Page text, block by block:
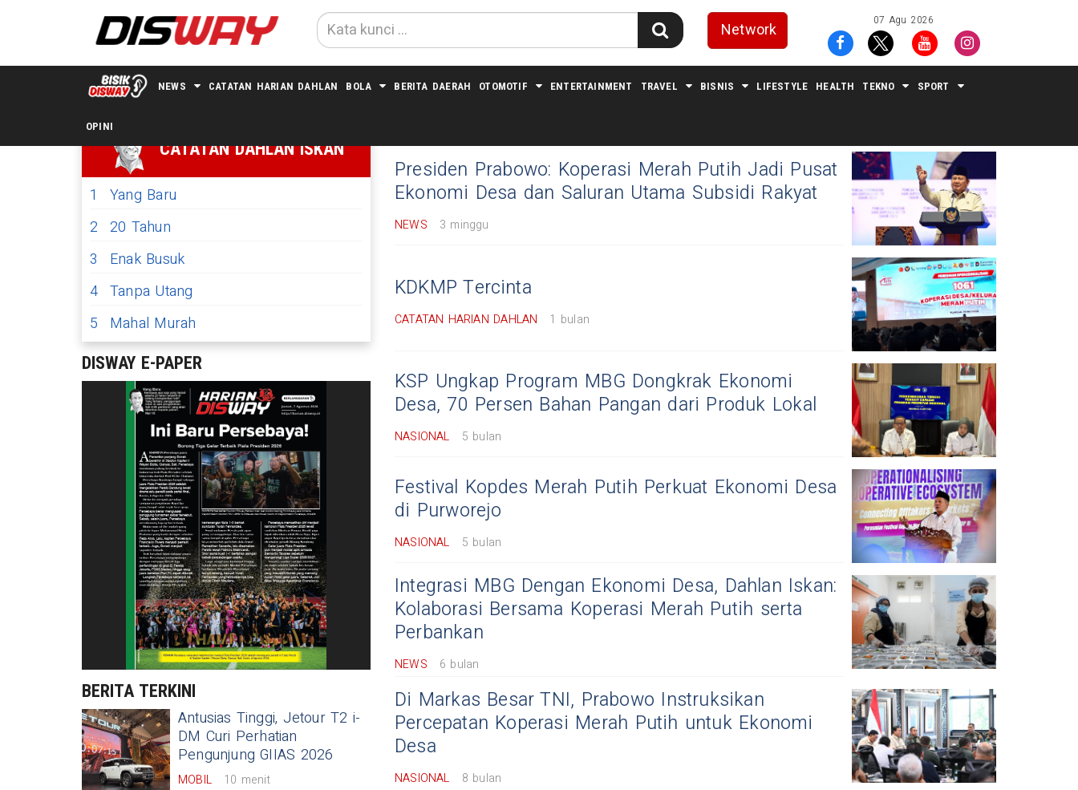
Network 07 Agu 2026
NEWS CATATAN HARIAN DAHLAN BOLA BERITA DAERAH OTOMOTIF ENTERTAINMENT TRAVEL BISNIS LIFESTYLE HEALTH TEKNO SPORT
OPINI
CATATAN DAHLAN ISKAN
1
Yang Baru
2 20 Tahun
3
Enak Busuk
4 Tanpa Utang
5
Mahal Murah
DISWAY E-PAPER
BERITA TERKINI
Antusias Tinggi, Jetour T2 i-
DM Curi Perhatian
Pengunjung GIIAS 2026
MOBIL 10 menit
Presiden Prabowo: Koperasi Merah Putih Jadi Pusat
Ekonomi Desa dan Saluran Utama Subsidi Rakyat
NEWS 3 minggu
KDKMP Tercinta
CATATAN HARIAN DAHLAN 1 bulan
KSP Ungkap Program MBG Dongkrak Ekonomi
Desa, 70 Persen Bahan Pangan dari Produk Lokal
NASIONAL 5 bulan
Festival Kopdes Merah Putih Perkuat Ekonomi Desa
di Purworejo
NASIONAL 5 bulan
Integrasi MBG Dengan Ekonomi Desa, Dahlan Iskan:
Kolaborasi Bersama Koperasi Merah Putih serta
Perbankan
NEWS 6 bulan
Di Markas Besar TNI, Prabowo Instruksikan
Percepatan Koperasi Merah Putih untuk Ekonomi
Desa
NASIONAL 8 bulan